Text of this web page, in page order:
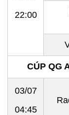
22:00
CÚP QG
03/07
04:45